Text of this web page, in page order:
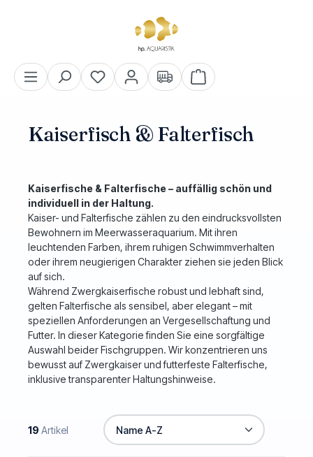
Warenkorb enthält 0
Kaiserfisch & Falterfisch
Kaiserfische & Falterfische – auffällig schön und
individuell in der Haltung.
Kaiser- und Falterfische zählen zu den eindrucksvollsten
Bewohnern im Meerwasseraquarium. Mit ihren
leuchtenden Farben, ihrem ruhigen Schwimmverhalten
oder ihrem neugierigen Charakter ziehen sie jeden Blick
auf sich.
Während Zwergkaiserfische robust und lebhaft sind,
gelten Falterfische als sensibel, aber elegant – mit
speziellen Anforderungen an Vergesellschaftung und
Futter. In dieser Kategorie finden Sie eine sorgfältige
Auswahl beider Fischgruppen. Wir konzentrieren uns
bewusst auf Zwergkaiserund futterfeste Falterfische,
inklusive transparenter Haltungshinweise.
19 Artikel